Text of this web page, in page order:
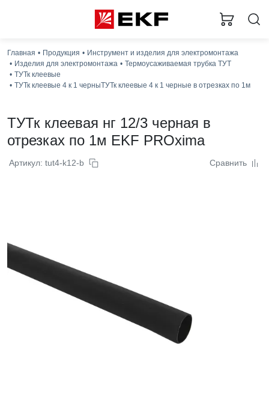
Главная Продукция
Инструмент и изделия для электромонтажа
Изделия для электромонтажа
Термоусаживаемая трубка ТУТ
ТУТк клеевые
ТУТк клеевые 4 к 1 черныТУТк клеевые 4 к 1 черные в отрезках по 1м
ТУТк клеевая нг 12/3 черная в
отрезках по 1м EKF PROxima
Артикул: tut4-k12-b Сравнить